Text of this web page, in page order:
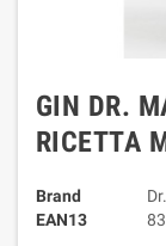
GIN DR.
RICETTA
Brand
EAN13